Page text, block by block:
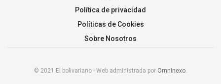
Política de privacidad
Políticas de Cookies
Sobre Nosotros
© 2021 El bolivariano - Web administrada por Omninexo.